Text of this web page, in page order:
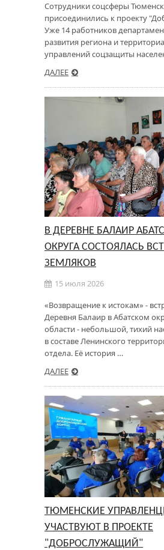
Сотрудники соцсферы
присоединились к проекту
Уже 14 работников
развития региона и
управлений соцзащиты
ДАЛЕЕ
В ДЕРЕВНЕ БАЛАИР
ОКРУГА СОСТОЯЛАСЬ
ЗЕМЛЯКОВ
15 июля 2026
«Возвращение к истокам» -
Деревня Балаир в Абатском
области - небольшой, тихий
в составе Ленинского
отдела. Её история …
ДАЛЕЕ
ТЮМЕНСКИЕ
УЧАСТВУЮТ В ПРОЕКТЕ
"ДОБРОСЛУЖАЩИЙ"